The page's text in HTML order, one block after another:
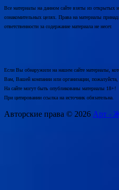
Все материалы на данном сайте взяты из открытых
ознакомительных целях. Права на материалы
ответственности за содержание материала не несет.
Если Вы обнаружили на нашем сайте материалы,
Вам, Вашей компании или организации, пожалуйста,
На сайте могут быть опубликованы материалы 18+!
При цитировании ссылка на источник обязательна.
Авторские права © 2026 Арт -